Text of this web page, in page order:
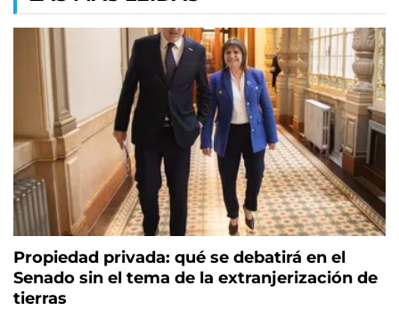
Propiedad privada: qué se debatirá en el
Senado sin el tema de la extranjerización de
tierras